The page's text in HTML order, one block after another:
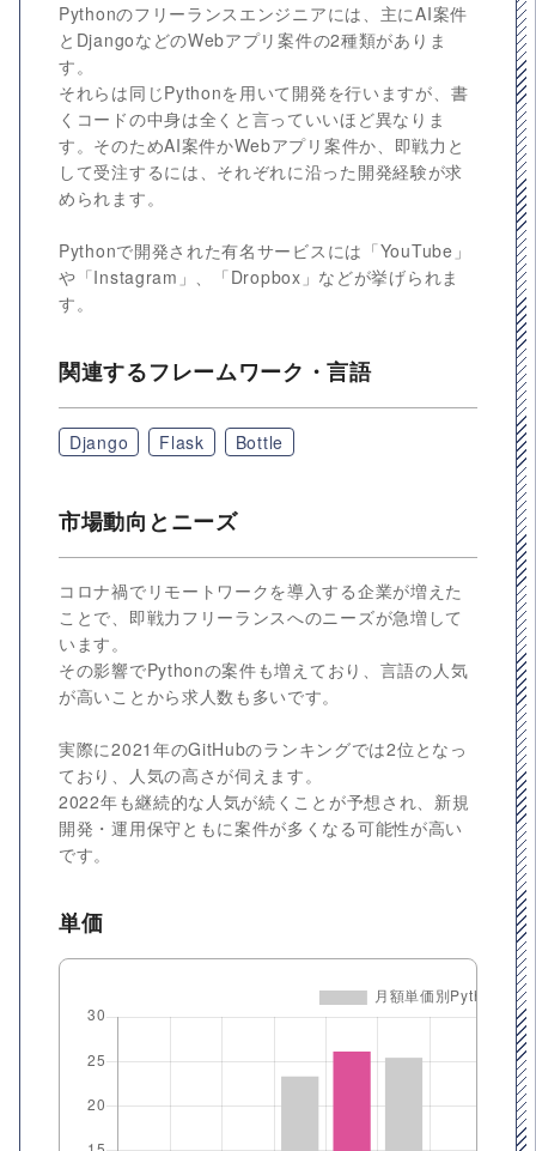
Pythonのフリーランスエンジニアには、主にAI案件
とDjangoなどのWebアプリ案件の2種類がありま
す。
それらは同じPythonを用いて開発を行いますが、書
くコードの中身は全くと言っていいほど異なりま
す。そのためAI案件かWebアプリ案件か、即戦力と
して受注するには、それぞれに沿った開発経験が求
められます。
Pythonで開発された有名サービスには「YouTube」
や「Instagram」、「Dropbox」などが挙げられま
す。
関連するフレームワーク・言語
Django Flask Bottle
市場動向とニーズ
コロナ禍でリモートワークを導入する企業が増えた
ことで、即戦力フリーランスへのニーズが急増して
います。
その影響でPythonの案件も増えており、言語の人気
が高いことから求人数も多いです。
実際に2021年のGitHubのランキングでは2位となっ
ており、人気の高さが伺えます。
2022年も継続的な人気が続くことが予想され、新規
開発・運用保守ともに案件が多くなる可能性が高い
です。
単価